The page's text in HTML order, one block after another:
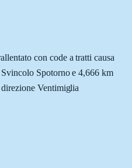
con code a tratti causa
Spotorno e 4,666 km
Ventimiglia